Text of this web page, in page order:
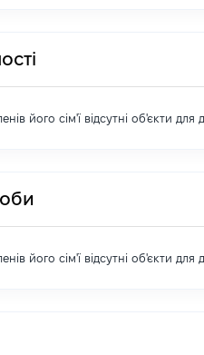
його сім'ї відсутні об'єкти для
його сім'ї відсутні об'єкти для